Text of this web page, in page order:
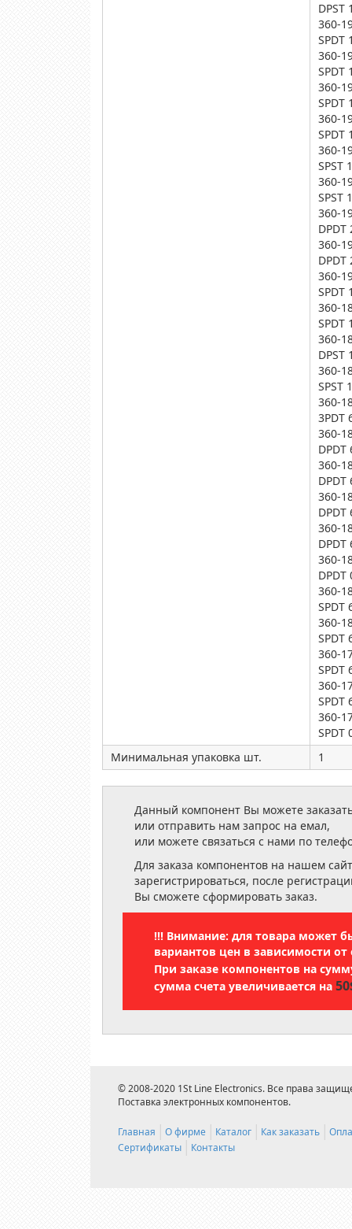
DPST
360-
SPDT
360-
SPDT
360-
SPDT
360-
SPDT
360-
SPST
360-
SPST
360-
DPDT
360-
DPDT
360-
SPDT
360-
SPDT
360-
DPST
360-
SPST
360-
3PDT
360-
DPDT
360-
DPDT
360-
DPDT
360-
DPDT
360-
DPDT
360-
SPDT
360-
SPDT
360-
SPDT
360-
SPDT
360-
SPDT
Минимальная упаковка шт.
1
Данный компонент Вы можете
или отправить нам запрос на емал,
или можете связаться с нами по
Для заказа компонентов на нашем
зарегистрироваться, после
Вы сможете сформировать заказ.
!!! Внимание: для товара может
вариантов цен в зависимости от
При заказе компонентов на
сумма счета увеличивается на
© 2008-2020 1St Line Electronics. Все права
Поставка электронных компонентов.
Главная О фирме Каталог Как заказать
Сертификаты
Контакты